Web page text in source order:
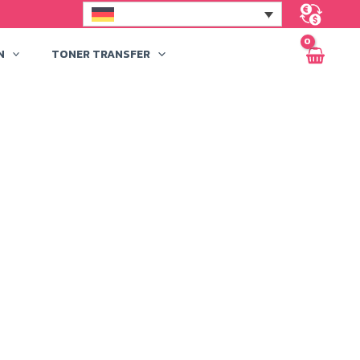
TONER TRANSFER